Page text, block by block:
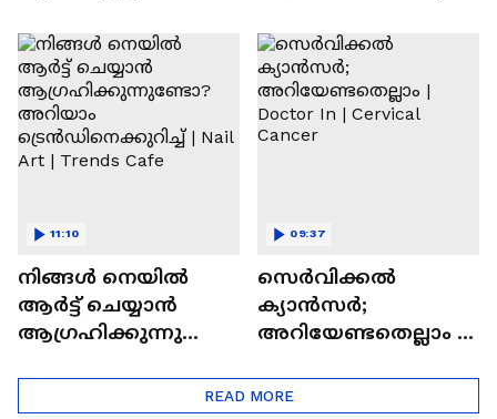
നിങ്ങൾ നെയിൽ
ആർട്ട് ചെയ്യാൻ
ആഗ്രഹിക്കുന്നുണ്ടോ
ട്രെൻഡിനെക്കുറിച്ച് |
11:10
സെർവിക്കൽ
ക്യാൻസർ;
അറിയേണ്ടതെല്ലാം |
Cancer
09:37
READ MORE